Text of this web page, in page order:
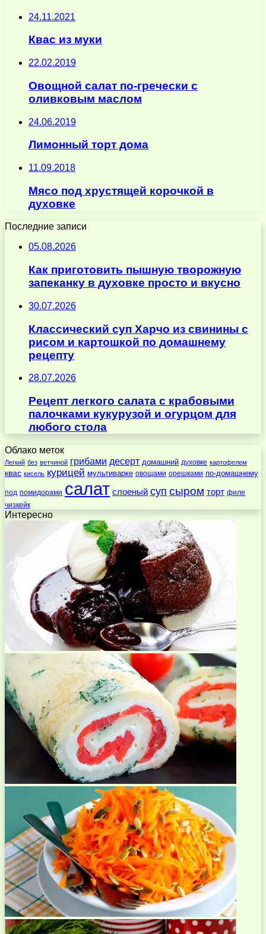
24.11.2021
Квас из муки
22.02.2019
Овощной салат по-гречески с
оливковым маслом
24.06.2019
Лимонный торт дома
11.09.2018
Мясо под хрустящей корочкой в
духовке
Последние записи
05.08.2026
Как приготовить пышную творожную
запеканку в духовке просто и вкусно
30.07.2026
Классический суп Харчо из свинины с
рисом и картошкой по домашнему
рецепту
28.07.2026
Рецепт легкого салата с крабовыми
палочками кукурузой и огурцом для
любого стола
Облако меток
Легкий без ветчиной грибами десерт домашний духовке картофелем
квас кисель курицей мультиварке овощами орешками по-домашнему
под помидорами салат слоеный суп сыром торт филе
чизкейк
Интересно